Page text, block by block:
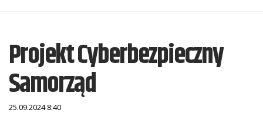
Projekt Cyberbezpieczny
Samorząd
25.09.2024 8:40